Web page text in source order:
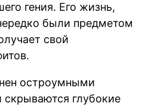
гения. Его жизнь,
были предметом
свой
остроумными
глубокие